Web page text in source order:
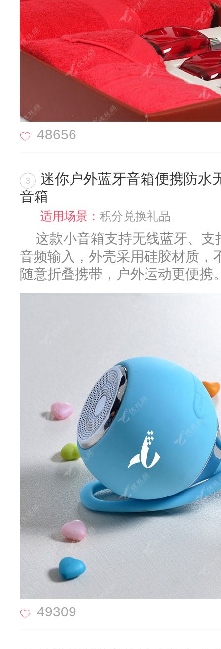
48656
3
迷你户外蓝牙音箱便携防水
音箱
适用场景： 积分兑换礼品
这款小音箱支持无线蓝牙、支
音频输入，外壳采用硅胶材质，
随意折叠携带，户外运动更便携
49309